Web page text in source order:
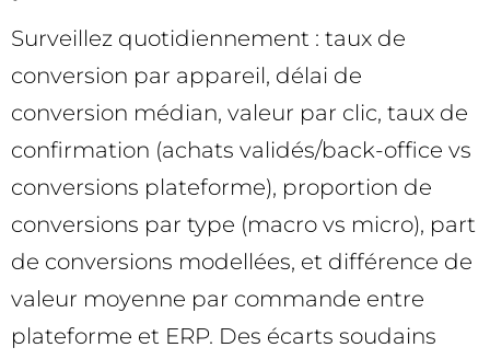
Surveillez quotidiennement : taux de
conversion par appareil, délai de
conversion médian, valeur par clic, taux de
confirmation (achats validés/back-office vs
conversions plateforme), proportion de
conversions par type (macro vs micro), part
de conversions modellées, et différence de
valeur moyenne par commande entre
plateforme et ERP. Des écarts soudains